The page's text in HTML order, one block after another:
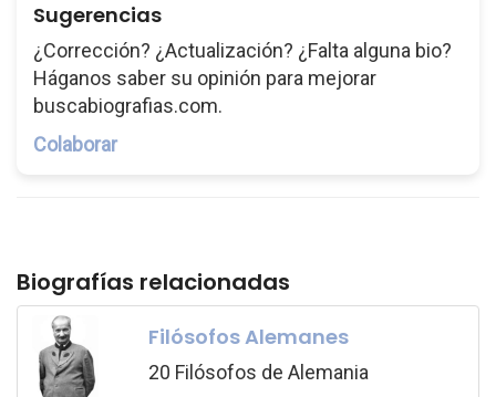
Sugerencias
¿Corrección? ¿Actualización? ¿Falta alguna bio?
Háganos saber su opinión para mejorar
buscabiografias.com.
Colaborar
Biografías relacionadas
Filósofos Alemanes
20 Filósofos de Alemania